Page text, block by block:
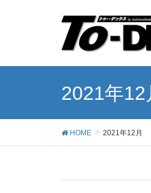
2021年12
HOME 2021年12月